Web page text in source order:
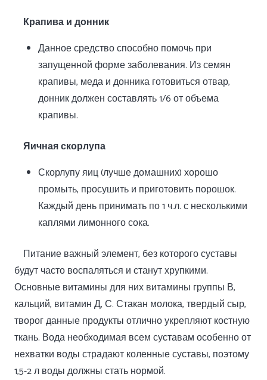
Крапива и донник
Данное средство способно помочь при
запущенной форме заболевания. Из семян
крапивы, меда и донника готовиться отвар,
донник должен составлять 1/6 от объема
крапивы.
Яичная скорлупа
Скорлупу яиц (лучше домашних) хорошо
промыть, просушить и приготовить порошок.
Каждый день принимать по 1 ч.л. с несколькими
каплями лимонного сока.
Питание важный элемент, без которого суставы
будут часто воспаляться и станут хрупкими.
Основные витамины для них витамины группы В,
кальций, витамин Д, С. Стакан молока, твердый сыр,
творог данные продукты отлично укрепляют костную
ткань. Вода необходимая всем суставам особенно от
нехватки воды страдают коленные суставы, поэтому
1,5-2 л воды должны стать нормой.